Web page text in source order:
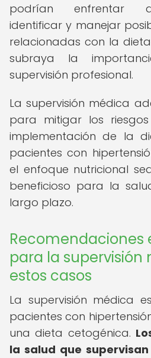
podrían enfrentar
identificar y manejar
relacionadas con la
subraya la
supervisión profesional.
La supervisión médica
para mitigar los
implementación de la
pacientes con
el enfoque nutricional
beneficioso para la
largo plazo.
Recomendaciones
para la supervisión
estos casos
La supervisión médica
pacientes con
una dieta cetogénica.
la salud que